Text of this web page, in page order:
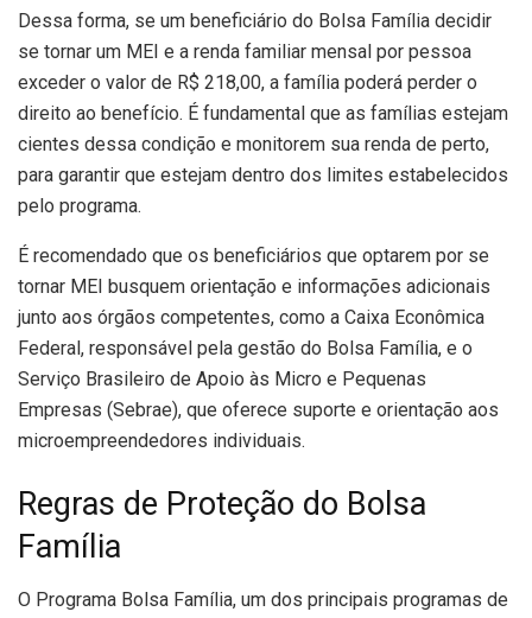
Dessa forma, se um beneficiário do Bolsa Família decidir
se tornar um MEI e a renda familiar mensal por pessoa
exceder o valor de R$ 218,00, a família poderá perder o
direito ao benefício. É fundamental que as famílias estejam
cientes dessa condição e monitorem sua renda de perto,
para garantir que estejam dentro dos limites estabelecidos
pelo programa.
É recomendado que os beneficiários que optarem por se
tornar MEI busquem orientação e informações adicionais
junto aos órgãos competentes, como a Caixa Econômica
Federal, responsável pela gestão do Bolsa Família, e o
Serviço Brasileiro de Apoio às Micro e Pequenas
Empresas (Sebrae), que oferece suporte e orientação aos
microempreendedores individuais.
Regras de Proteção do Bolsa
Família
O Programa Bolsa Família, um dos principais programas de